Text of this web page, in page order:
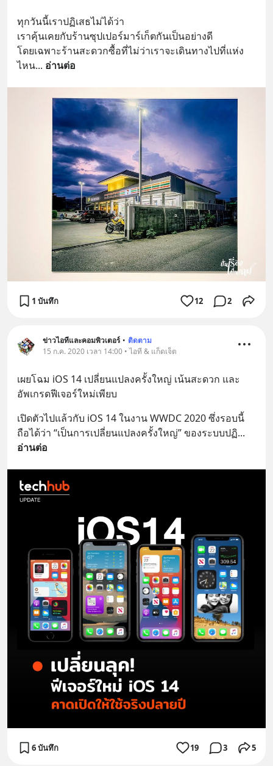
ทุกวันนี้เราปฏิเสธไม่ได้ว่า
เราคุ้นเคยกับร้านซุปเปอร์มาร์เก็ตกันเป็นอย่างดี
โดยเฉพาะร้านสะดวกซื้อที่ไม่ว่าเราจะเดินทางไปที่แห่ง
ไหน... อ่านต่อ
1 บันทึก 12 2
ข่าวไอทีและคอมพิวเตอร์ • ติดตาม
15 ก.ค. 2020 เวลา 14:00 • ไอที & แก็ดเจ็ต
เผยโฉม iOS 14 เปลี่ยนแปลงครั้งใหญ่ เน้นสะดวก และ
อัพเกรดฟีเจอร์ใหม่เพียบ
เปิดตัวไปแล้วกับ iOS 14 ในงาน WWDC 2020 ซึ่งรอบนี้
ถือได้ว่า “เป็นการเปลี่ยนแปลงครั้งใหญ่” ของระบบปฏิ
อ่านต่อ
6 บันทึก 19 3 5